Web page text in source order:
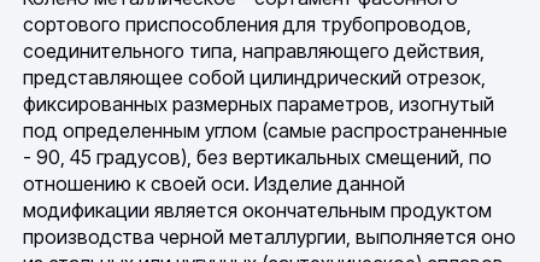
сортового приспособления для трубопроводов,
соединительного типа, направляющего действия,
представляющее собой цилиндрический отрезок,
фиксированных размерных параметров, изогнутый
под определенным углом (самые распространенные
- 90, 45 градусов), без вертикальных смещений, по
отношению к своей оси. Изделие данной
модификации является окончательным продуктом
производства черной металлургии, выполняется оно